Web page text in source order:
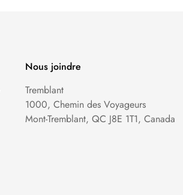
Nous joindre
Tremblant
1000, Chemin des Voyageurs
Mont-Tremblant, QC J8E 1T1, Canada